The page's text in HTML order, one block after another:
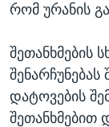
რომ ურანის
შეთანხმების
შენარჩუნებას
დატოვების
შეთანხმებით